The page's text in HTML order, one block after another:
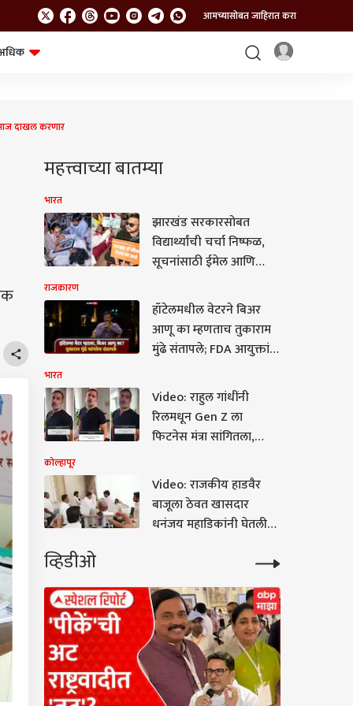
आमच्यासोबत जाहिरात करा
आज दाखल करणार
महत्त्वाच्या बातम्या
भारत
झारखंड सरकारसोबत
विद्यार्थ्यांची चर्चा निष्फळ,
सूचनांसाठी ईमेल आणि
पीएससी रद्द करण्याच्या
मागणीसाठी 6 विद्यार्थ्यांचे
उपोषण
राजकारण
हॉटेलमधील वेटरने बिअर
आणू का म्हणताच तुकाराम
मुंढे संतापले; FDA आयुक्तांनी
भारत
Video: राहुल गांधींनी
रिलमधून Gen Z ला
फिटनेस मंत्रा सांगितला,
रोशनकडून सुद्धा व्हिडिओ
लाईक
कोल्हापूर
Video: राजकीय हाडवैर
बाजूला ठेवत खासदार
धनंजय महाडिकांनी घेतली
व्हिडीओ